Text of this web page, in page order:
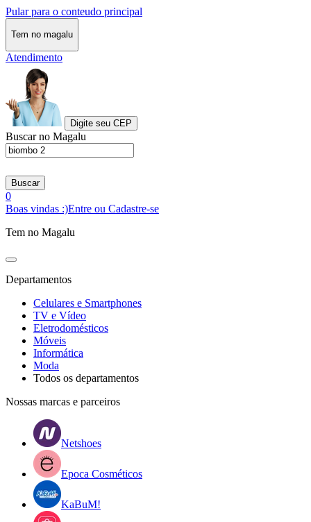
Pular para o conteudo principal
Tem no magalu
Atendimento
Digite seu CEP
Buscar no Magalu
Buscar
0
Boas vindas :)Entre ou Cadastre-se
Tem no Magalu
Departamentos
Celulares e Smartphones
TV e Vídeo
Eletrodomésticos
Móveis
Informática
Moda
Todos os departamentos
Nossas marcas e parceiros
Netshoes
Epoca Cosméticos
KaBuM!